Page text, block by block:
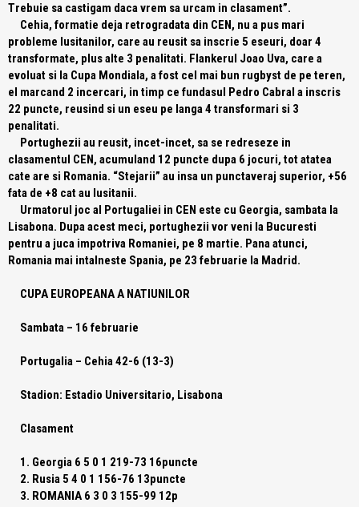
Trebuie sa castigam daca vrem sa urcam in clasament”.
Cehia, formatie deja retrogradata din CEN, nu a pus mari
probleme lusitanilor, care au reusit sa inscrie 5 eseuri, doar 4
transformate, plus alte 3 penalitati. Flankerul Joao Uva, care a
evoluat si la Cupa Mondiala, a fost cel mai bun rugbyst de pe teren,
el marcand 2 incercari, in timp ce fundasul Pedro Cabral a inscris
22 puncte, reusind si un eseu pe langa 4 transformari si 3
penalitati.
Portughezii au reusit, incet-incet, sa se redreseze in
clasamentul CEN, acumuland 12 puncte dupa 6 jocuri, tot atatea
cate are si Romania. “Stejarii” au insa un punctaveraj superior, +56
fata de +8 cat au lusitanii.
Urmatorul joc al Portugaliei in CEN este cu Georgia, sambata la
Lisabona. Dupa acest meci, portughezii vor veni la Bucuresti
pentru a juca impotriva Romaniei, pe 8 martie. Pana atunci,
Romania mai intalneste Spania, pe 23 februarie la Madrid.
CUPA EUROPEANA A NATIUNILOR
Sambata – 16 februarie
Portugalia – Cehia 42-6 (13-3)
Stadion: Estadio Universitario, Lisabona
Clasament
1. Georgia 6 5 0 1 219-73 16puncte
2. Rusia 5 4 0 1 156-76 13puncte
3. ROMANIA 6 3 0 3 155-99 12p